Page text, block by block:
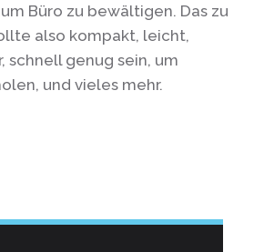
Büro zu bewältigen. Das zu
also kompakt, leicht,
schnell genug sein, um
und vieles mehr.